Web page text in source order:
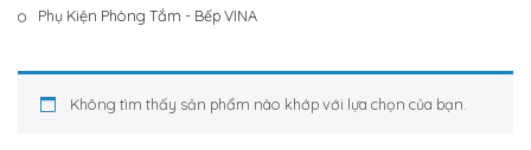
Phụ Kiện Phòng Tắm - Bếp VINA
Không tìm thấy sản phẩm nào khớp với lựa chọn của bạn.